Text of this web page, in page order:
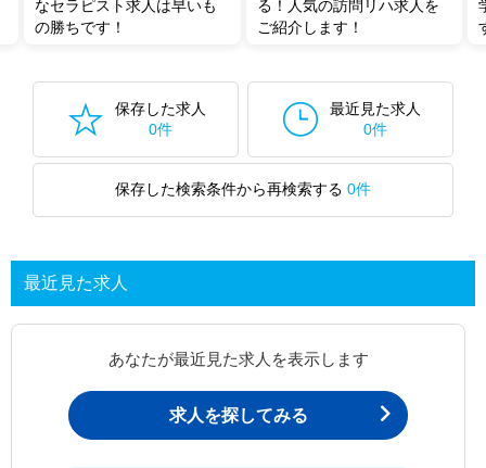
なセラピスト求人は早いも
の勝ちです！
る！人気の訪問リハ求人を
ご紹介します！
保存した求人
0件
最近見た求人
0件
保存した検索条件から再検索する 0件
最近見た求人
あなたが最近見た求人を表示します
求人を探してみる